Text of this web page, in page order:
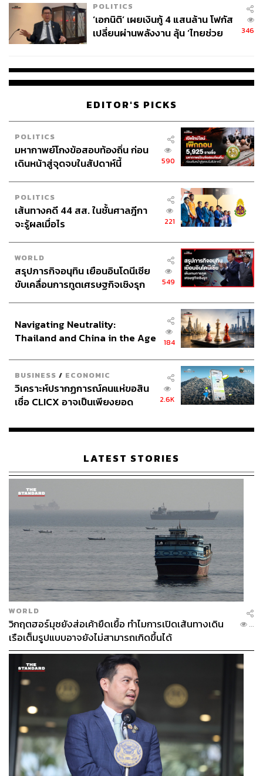
Editor’s Pick
Line Tattoo Crayon Pen จาก Maybelline (299 บาท) เนื้อ
อายไลเนอร์เป็นสูตรเนื้อครีมที่นุ่ม ทำให้ควบคุมเส้นง่าย วาด
แล้วไม่เจ็บตา มีความติดทนนาน และให้สีชัด
ซื้อรองพื้นมาผิดสี สามารถนำมาผสมกันได้
We Say:
เข้าใจว่าเป็นมือใหม่ บางทีก็พลาดตอนเลือกซื้อรอง
พื้น แต่ทำอย่างไรถ้าซื้อมาผิด วิธีแก้ทำได้ง่ายๆ สมมติซื้อรอง
พื้นมาขาวกว่าผิวจริง ให้ผสมสีที่เข้มกว่าเข้ากับรองพื้นสีที่
กะปริมาณสีให้พอดี เมื่อทำบ่อยๆ จะเชี่ยวชาญขึ้นในการกะ
ปริมาณ และกรณีที่ลงคอนซีลเลอร์แล้วรู้สึกว่าเนื้อหนักไป
สามารถผสมกับมอยส์เจอไรเซอร์เพื่อทำให้เนื้อเกลี่ยง่ายขึ้น
Editor’s Pick
จะใช้รองพื้นทั้งที ขอแนะนำรองพื้นดีๆ ที่ยิ่งใช้ยิ่งได้รับการ
บำรุงผิวไปในตัวกับ Skin Illusion SPF15 จาก Clarins (1,700
บาท) เป็นรองพื้นที่ให้ความรู้สึกเหมือนทาเซรั่มบำรุงผิว แต่มี
เฉดสีที่กลมกลืนไปกับสีผิว ทำให้ผิวเนียนสวยเป็นธรรมชาติ
เวลาทาให้กดๆ ลงบนผิวเหมือนตอนทาเซรั่ม
พิสูจน์อักษร:ภาสิณี เพิ่มพันธุ์พงศ์
TAGS: M.A.C Maybelline Urban Decay
Clarins
POLITICS
‘เอกนิติ’ เผยเงินกู้ 4 แสนล้าน โฟกัส
เปลี่ยนผ่านพลังงาน ลุ้น ‘ไทยช่วย
346
EDITOR'S PICKS
POLITICS
มหากาพย์โกงข้อสอบท้องถิ่น ก่อน
เดินหน้าสู่จุดจบในสัปดาห์นี้
590
POLITICS
เส้นทางคดี 44 สส. ในชั้นศาลฎีกา
จะรู้ผลเมื่อไร
221
WORLD
สรุปภารกิจอนุทิน เยือนอินโดนีเซีย
ขับเคลื่อนการทูตเศรษฐกิจเชิงรุก
549
Navigating Neutrality:
Thailand and China in the Age
184
BUSINESS / ECONOMIC
วิเคราะห์ปรากฏการณ์คนแห่ขอสิน
เชื่อ CLICX อาจเป็นเพียงยอด
เรือนไทยที่ถูกซุกไว้
2.6K
LATEST STORIES
WORLD
วิกฤตฮอร์มุซยังส่อเค้ายืดเยื้อ ทำไมการเปิดเส้นทางเดิน
เรือเต็มรูปแบบอาจยังไม่สามารถเกิดขึ้นได้
...